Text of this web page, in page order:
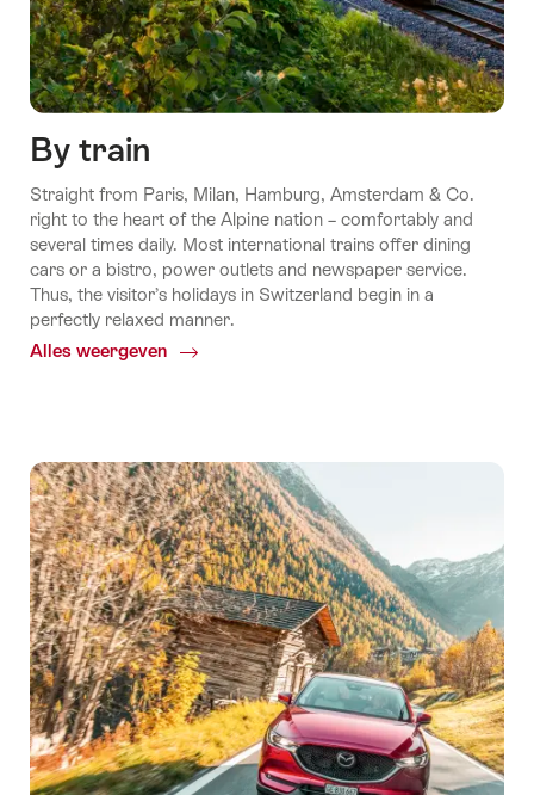
By train
Straight from Paris, Milan, Hamburg, Amsterdam & Co.
right to the heart of the Alpine nation – comfortably and
several times daily. Most international trains offer dining
cars or a bistro, power outlets and newspaper service.
Thus, the visitor’s holidays in Switzerland begin in a
perfectly relaxed manner.
Alles weergeven
Common.Of